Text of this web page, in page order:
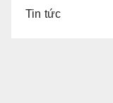
Tin tức